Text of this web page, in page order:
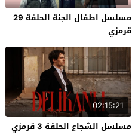
مسلسل اطفال الجنة الحلقة 29
قرمزي
02:15:21
مسلسل الشجاع الحلقة 3 قرمزي